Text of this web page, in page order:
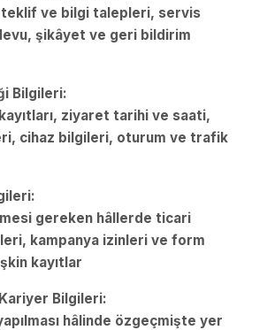
ve bilgi talepleri, servis
şikâyet ve geri bildirim
Bilgileri:
ziyaret tarihi ve saati,
cihaz bilgileri, oturum ve trafik
gereken hâllerde ticari
kampanya izinleri ve form
kayıtlar
Bilgileri:
hâlinde özgeçmişte yer